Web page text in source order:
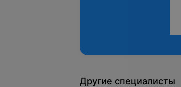
Другие специалисты